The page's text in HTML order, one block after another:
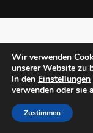
Wir verwenden
unserer Website zu
In den Einstellungen
verwenden oder sie
Zustimmen